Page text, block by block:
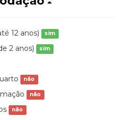
12 anos) sim
2 anos) sim
não
não
não